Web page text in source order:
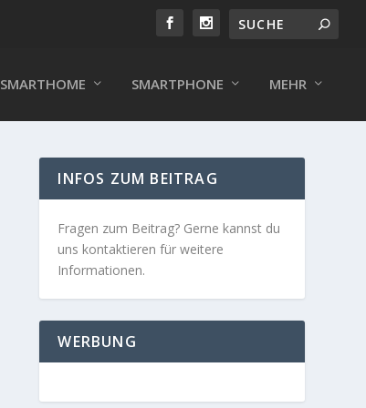
SMARTHOME SMARTPHONE MEHR
INFOS ZUM BEITRAG
Fragen zum Beitrag? Gerne kannst du
uns kontaktieren für weitere
Informationen.
WERBUNG